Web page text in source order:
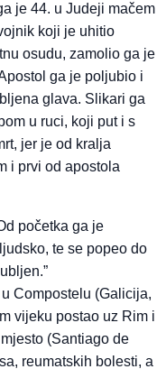
je 44. u Judeji mačem
koji je uhitio
osudu, zamolio ga je
ga je poljubio i
glava. Slikari ga
u ruci, koji put i s
jer je od kralja
i prvi od apostola
početka ga je
te se popeo do
Compostelu (Galicija,
vijeku postao uz Rim i
(Santiago de
reumatskih bolesti, a